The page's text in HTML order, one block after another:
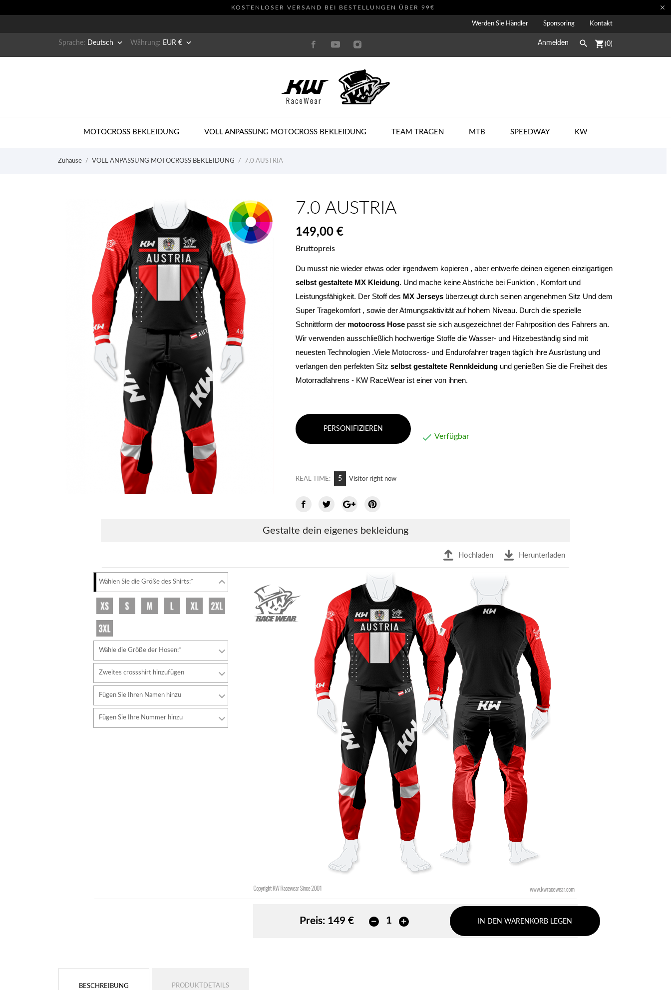
KOSTENLOSER VERSAND BEI BESTELLUNGEN ÜBER 99€ 
Werden Sie Händler Sponsoring Kontakt
Sprache: Deutsch  Währung: EUR €  Anmelden  shopping_cart(0)
MOTOCROSS BEKLEIDUNG VOLL ANPASSUNG MOTOCROSS BEKLEIDUNG TEAM TRAGEN MTB SPEEDWAY KW
Zuhause VOLL ANPASSUNG MOTOCROSS BEKLEIDUNG 7.0 AUSTRIA
7.0 AUSTRIA
149,00 €
Bruttopreis
selbst gestaltete MX Kleidung. Und mache keine Abstriche bei Funktion , Komfort und
Leistungsfähigkeit. Der Stoff des MX Jerseys überzeugt durch seinen angenehmen Sitz Und dem
Super Tragekomfort , sowie der Atmungsaktivität auf hohem Niveau. Durch die spezielle
Schnittform der motocross Hose passt sie sich ausgezeichnet der Fahrposition des Fahrers an.
Wir verwenden ausschließlich hochwertige Stoffe die Wasser- und Hitzebeständig sind mit
neuesten Technologien .Viele Motocross- und Endurofahrer tragen täglich ihre Ausrüstung und
verlangen den perfekten Sitz selbst gestaltete Rennkleidung und genießen Sie die Freiheit des
Motorradfahrens - KW RaceWear ist einer von ihnen.
PERSONIFIZIEREN
 Verfügbar
REAL TIME: 5 Visitor right now
Gestalte dein eigenes bekleidung
Hochladen Herunterladen
Wählen Sie die Größe des Shirts:*
Wähle die Größe der Hosen:*
Zweites crossshirt hinzufügen
Fügen Sie Ihren Namen hinzu
Fügen Sie Ihre Nummer hinzu
Preis: 149 € IN DEN WARENKORB LEGEN
BESCHREIBUNG PRODUKTDETAILS